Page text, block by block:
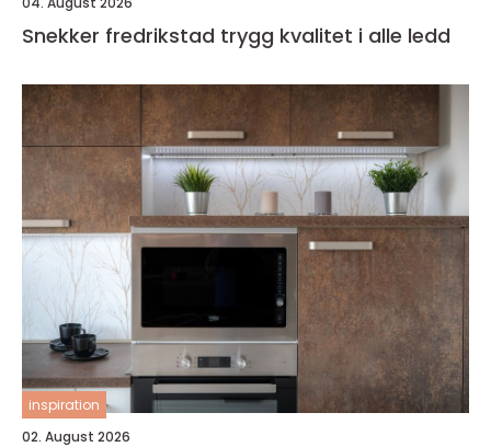
Snekker fredrikstad trygg kvalitet i alle ledd
inspiration
02. August 2026